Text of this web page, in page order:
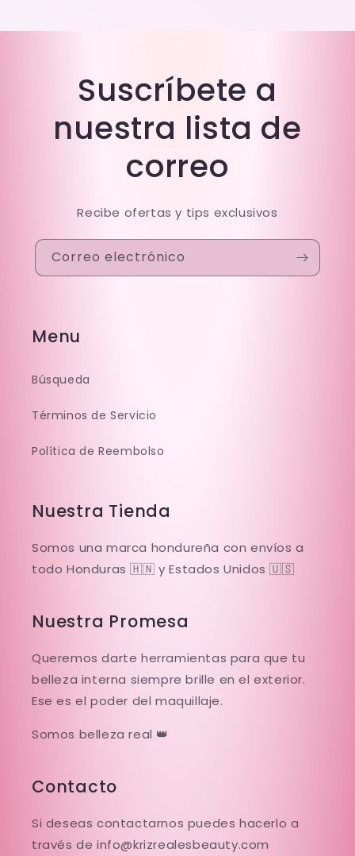
Suscríbete a
nuestra lista de
correo
Recibe ofertas y tips exclusivos
Correo electrónico
Menu
Búsqueda
Términos de Servicio
Política de Reembolso
Nuestra Tienda
Somos una marca hondureña con envíos a
todo Honduras 🇭🇳 y Estados Unidos 🇺🇸
Nuestra Promesa
Queremos darte herramientas para que tu
belleza interna siempre brille en el exterior.
Ese es el poder del maquillaje.
Somos belleza real 👑
Contacto
Si deseas contactarnos puedes hacerlo a
través de info@krizrealesbeauty.com